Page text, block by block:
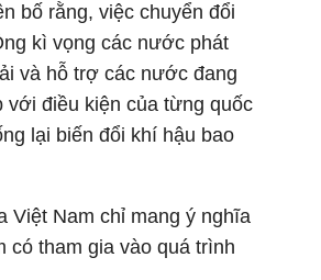
bố rằng, việc chuyển đổi
kì vọng các nước phát
và hỗ trợ các nước đang
với điều kiện của từng quốc
lại biến đổi khí hậu bao
Việt Nam chỉ mang ý nghĩa
có tham gia vào quá trình